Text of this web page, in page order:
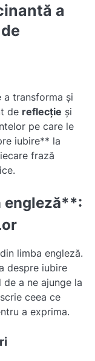
a
a transforma și
de reflecție și
pe care le
iubire** la
frază
engleză**:
limba engleză.
despre iubire
a ne ajunge la
ceea ce
a exprima.